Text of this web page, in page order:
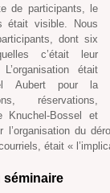
de participants, le
était visible. Nous
dont six
c’était leur
était
Aubert pour la
réservations,
Knuchel-Bossel et
l’organisation du
était «
séminaire